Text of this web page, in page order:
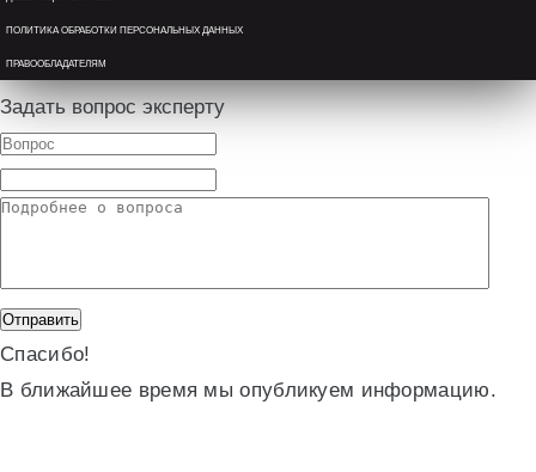
ПОЛИТИКА ОБРАБОТКИ ПЕРСОНАЛЬНЫХ ДАННЫХ
ПРАВООБЛАДАТЕЛЯМ
Задать вопрос эксперту
Спасибо!
В ближайшее время мы опубликуем информацию.